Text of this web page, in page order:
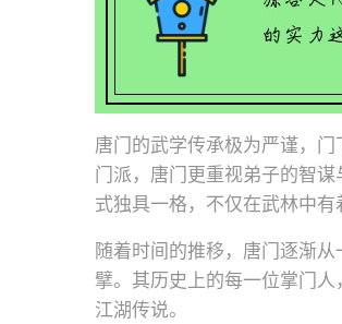
唐门的武学传承极为严谨，
门派，唐门更重视弟子的智
式独具一格，不仅在武林中有
随着时间的推移，唐门逐渐
擘。其历史上的每一位掌门
江湖传说。